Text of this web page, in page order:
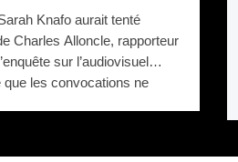
Knafo aurait tenté
Charles Alloncle, rapporteur
sur l’audiovisuel
les convocations ne